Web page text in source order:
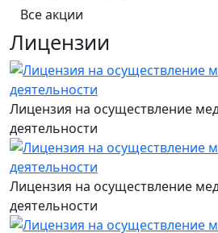
Все акции
Лицензии
Лицензия на осуществление
деятельности
Лицензия на осуществление
деятельности